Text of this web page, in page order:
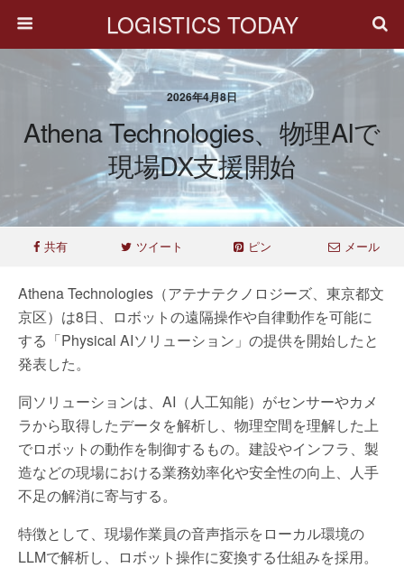
LOGISTICS TODAY
2026年4月8日
Athena Technologies、物理AIで
現場DX支援開始
共有 ツイート ピン メール
Athena Technologies（アテナテクノロジーズ、東京都文
京区）は8日、ロボットの遠隔操作や自律動作を可能に
する「Physical AIソリューション」の提供を開始したと
発表した。
同ソリューションは、AI（人工知能）がセンサーやカメ
ラから取得したデータを解析し、物理空間を理解した上
でロボットの動作を制御するもの。建設やインフラ、製
造などの現場における業務効率化や安全性の向上、人手
不足の解消に寄与する。
特徴として、現場作業員の音声指示をローカル環境の
LLMで解析し、ロボット操作に変換する仕組みを採用。